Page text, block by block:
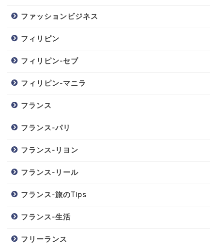
ファッションビジネス
フィリピン
フィリピン-セブ
フィリピン-マニラ
フランス
フランス-パリ
フランス-リヨン
フランス-リール
フランス-旅のTips
フランス-生活
フリーランス